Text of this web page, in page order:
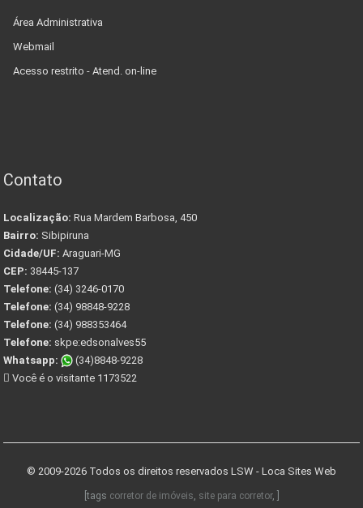
Área Administrativa
Webmail
Acesso restrito - Atend. on-line
Contato
Localização: Rua Mardem Barbosa, 450
Bairro: Sibipiruna
Cidade/UF: Araguari-MG
CEP: 38445-137
Telefone: (34) 3246-0170
Telefone: (34) 98848-9228
Telefone: (34) 988353464
Telefone: skpe:edsonalves55
Whatsapp:
(34)8848-9228
Você é o visitante 1173522
© 2009-2026 Todos os direitos reservados LSW - Loca Sites Web
[tags corretor de imóveis, site para corretor, ]